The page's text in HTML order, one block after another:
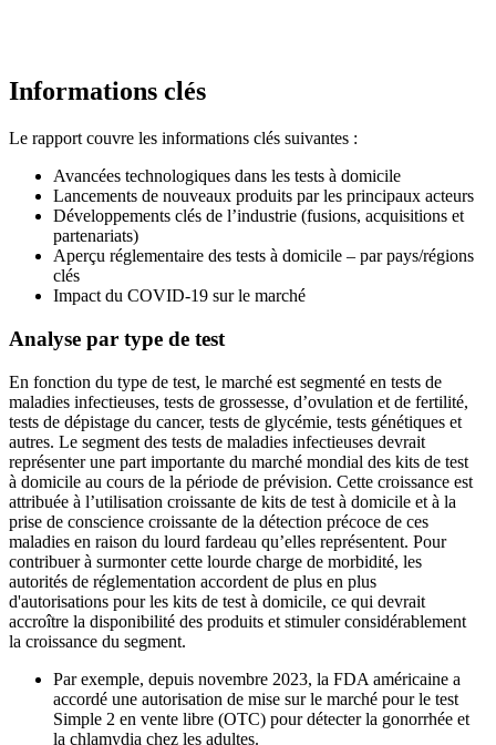
Informations clés
Le rapport couvre les informations clés suivantes :
Avancées technologiques dans les tests à domicile
Lancements de nouveaux produits par les principaux acteurs
Développements clés de l’industrie (fusions, acquisitions et
partenariats)
Aperçu réglementaire des tests à domicile – par pays/régions
clés
Impact du COVID-19 sur le marché
Analyse par type de test
En fonction du type de test, le marché est segmenté en tests de
maladies infectieuses, tests de grossesse, d’ovulation et de fertilité,
tests de dépistage du cancer, tests de glycémie, tests génétiques et
autres. Le segment des tests de maladies infectieuses devrait
représenter une part importante du marché mondial des kits de test
à domicile au cours de la période de prévision. Cette croissance est
attribuée à l’utilisation croissante de kits de test à domicile et à la
prise de conscience croissante de la détection précoce de ces
maladies en raison du lourd fardeau qu’elles représentent. Pour
contribuer à surmonter cette lourde charge de morbidité, les
autorités de réglementation accordent de plus en plus
d'autorisations pour les kits de test à domicile, ce qui devrait
accroître la disponibilité des produits et stimuler considérablement
la croissance du segment.
Par exemple, depuis novembre 2023, la FDA américaine a
accordé une autorisation de mise sur le marché pour le test
Simple 2 en vente libre (OTC) pour détecter la gonorrhée et
la chlamydia chez les adultes.